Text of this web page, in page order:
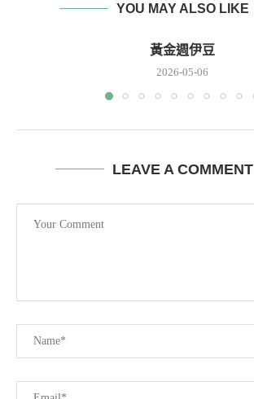
YOU MAY ALSO LIKE
黃金週伊豆
2026-05-06
LEAVE A COMMENT